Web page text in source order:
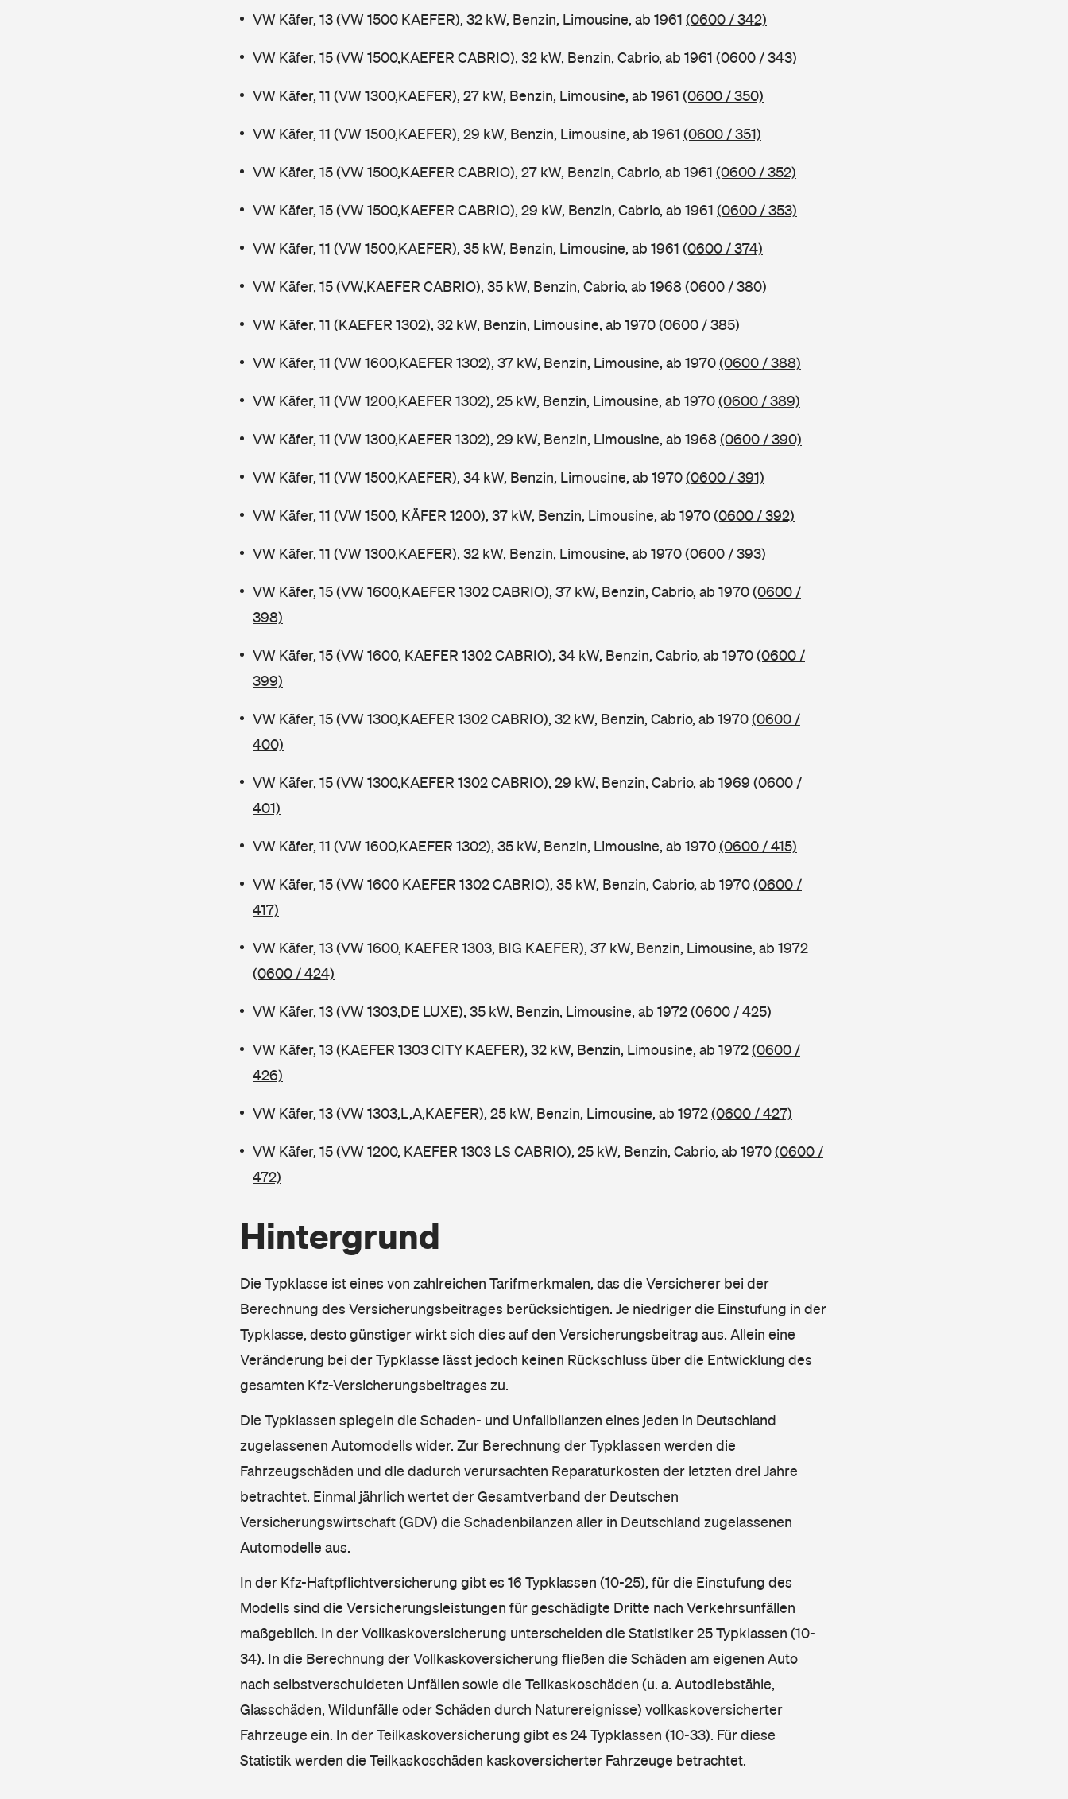
VW Käfer, 13 (VW 1500 KAEFER), 32 kW, Benzin, Limousine, ab 1961 (0600 / 342)
VW Käfer, 15 (VW 1500,KAEFER CABRIO), 32 kW, Benzin, Cabrio, ab 1961 (0600 / 343)
VW Käfer, 11 (VW 1300,KAEFER), 27 kW, Benzin, Limousine, ab 1961 (0600 / 350)
VW Käfer, 11 (VW 1500,KAEFER), 29 kW, Benzin, Limousine, ab 1961 (0600 / 351)
VW Käfer, 15 (VW 1500,KAEFER CABRIO), 27 kW, Benzin, Cabrio, ab 1961 (0600 / 352)
VW Käfer, 15 (VW 1500,KAEFER CABRIO), 29 kW, Benzin, Cabrio, ab 1961 (0600 / 353)
VW Käfer, 11 (VW 1500,KAEFER), 35 kW, Benzin, Limousine, ab 1961 (0600 / 374)
VW Käfer, 15 (VW,KAEFER CABRIO), 35 kW, Benzin, Cabrio, ab 1968(0600 / 380)
VW Käfer, 11 (KAEFER 1302), 32 kW, Benzin, Limousine, ab 1970(0600 / 385)
VW Käfer, 11 (VW 1600,KAEFER 1302), 37 kW, Benzin, Limousine, ab 1970(0600 / 388)
VW Käfer, 11 (VW 1200,KAEFER 1302), 25 kW, Benzin, Limousine, ab 1970(0600 / 389)
VW Käfer, 11 (VW 1300,KAEFER 1302), 29 kW, Benzin, Limousine, ab 1968(0600 / 390)
VW Käfer, 11 (VW 1500,KAEFER), 34 kW, Benzin, Limousine, ab 1970(0600 / 391)
VW Käfer, 11 (VW 1500, KÄFER 1200), 37 kW, Benzin, Limousine, ab 1970(0600 / 392)
VW Käfer, 11 (VW 1300,KAEFER), 32 kW, Benzin, Limousine, ab 1970(0600 / 393)
VW Käfer, 15 (VW 1600,KAEFER 1302 CABRIO), 37 kW, Benzin, Cabrio, ab 1970(0600 /
398)
VW Käfer, 15 (VW 1600, KAEFER 1302 CABRIO), 34 kW, Benzin, Cabrio, ab 1970(0600 /
399)
VW Käfer, 15 (VW 1300,KAEFER 1302 CABRIO), 32 kW, Benzin, Cabrio, ab 1970(0600 /
400)
VW Käfer, 15 (VW 1300,KAEFER 1302 CABRIO), 29 kW, Benzin, Cabrio, ab 1969 (0600 /
401)
VW Käfer, 11 (VW 1600,KAEFER 1302), 35 kW, Benzin, Limousine, ab 1970(0600 / 415)
VW Käfer, 15 (VW 1600 KAEFER 1302 CABRIO), 35 kW, Benzin, Cabrio, ab 1970(0600 /
417)
VW Käfer, 13 (VW 1600, KAEFER 1303, BIG KAEFER), 37 kW, Benzin, Limousine, ab 1972
(0600 / 424)
VW Käfer, 13 (VW 1303,DE LUXE), 35 kW, Benzin, Limousine, ab 1972(0600 / 425)
VW Käfer, 13 (KAEFER 1303 CITY KAEFER), 32 kW, Benzin, Limousine, ab 1972(0600 /
426)
VW Käfer, 13 (VW 1303,L,A,KAEFER), 25 kW, Benzin, Limousine, ab 1972(0600 / 427)
VW Käfer, 15 (VW 1200, KAEFER 1303 LS CABRIO), 25 kW, Benzin, Cabrio, ab 1970(0600 /
472)
Hintergrund
Die Typklasse ist eines von zahlreichen Tarifmerkmalen, das die Versicherer bei der
Berechnung des Versicherungsbeitrages berücksichtigen. Je niedriger die Einstufung in der
Typklasse, desto günstiger wirkt sich dies auf den Versicherungsbeitrag aus. Allein eine
Veränderung bei der Typklasse lässt jedoch keinen Rückschluss über die Entwicklung des
gesamten Kfz-Versicherungsbeitrages zu.
Die Typklassen spiegeln die Schaden- und Unfallbilanzen eines jeden in Deutschland
zugelassenen Automodells wider. Zur Berechnung der Typklassen werden die
Fahrzeugschäden und die dadurch verursachten Reparaturkosten der letzten drei Jahre
betrachtet. Einmal jährlich wertet der Gesamtverband der Deutschen
Versicherungswirtschaft (GDV) die Schadenbilanzen aller in Deutschland zugelassenen
Automodelle aus.
In der Kfz-Haftpflichtversicherung gibt es 16 Typklassen (10-25), für die Einstufung des
Modells sind die Versicherungsleistungen für geschädigte Dritte nach Verkehrsunfällen
maßgeblich. In der Vollkaskoversicherung unterscheiden die Statistiker 25 Typklassen (10-
34). In die Berechnung der Vollkaskoversicherung fließen die Schäden am eigenen Auto
nach selbstverschuldeten Unfällen sowie die Teilkaskoschäden (u. a. Autodiebstähle,
Glasschäden, Wildunfälle oder Schäden durch Naturereignisse) vollkaskoversicherter
Fahrzeuge ein. In der Teilkaskoversicherung gibt es 24 Typklassen (10-33). Für diese
Statistik werden die Teilkaskoschäden kaskoversicherter Fahrzeuge betrachtet.